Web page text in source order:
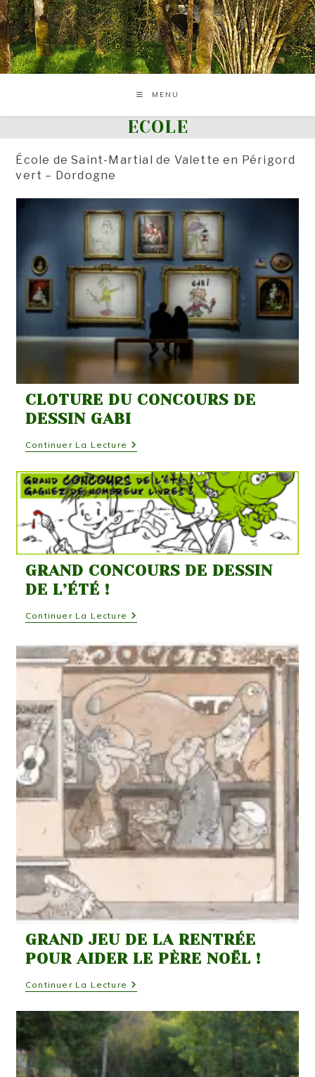
Skip
to
content
MENU
ECOLE
École de Saint-Martial de Valette en Périgord
vert – Dordogne
CLOTURE DU CONCOURS DE
DESSIN GABI
Continuer La Lecture Cloture
Du
De
Dessin
Gabi
GRAND CONCOURS DE DESSIN
DE L’ÉTÉ !
Continuer La Lecture Grand
Concours
Dessin
De
L’été
!
GRAND JEU DE LA RENTRÉE
POUR AIDER LE PÈRE NOËL !
Continuer La Lecture Grand
Jeu
La
Rentrée
Pour
Aider